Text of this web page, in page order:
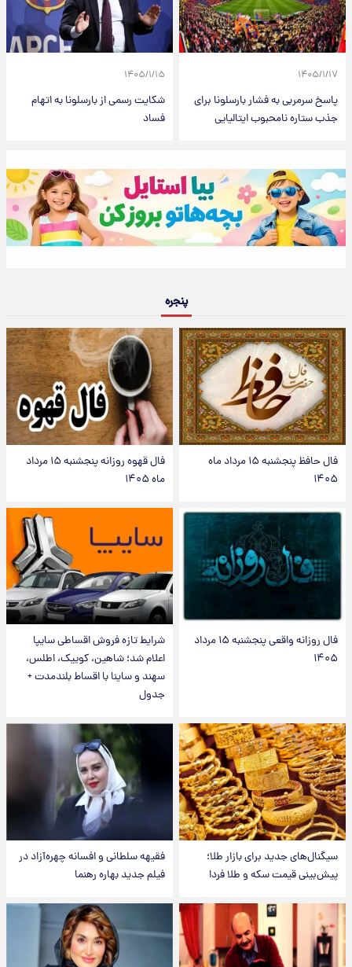
۱۴۰۵/۱/۱۷
پاسخ سرمربی به فشار بارسلونا برای
جذب ستاره نامحبوب ایتالیایی
۱۴۰۵/۱/۱۵
شکایت رسمی از بارسلونا به اتهام
فساد
پنجره
فال حافظ پنجشنبه ۱۵ مرداد ماه
۱۴۰۵
فال قهوه روزانه پنجشنبه ۱۵ مرداد
ماه ۱۴۰۵
فال روزانه واقعی پنجشنبه ۱۵ مرداد
۱۴۰۵
شرایط تازه فروش اقساطی سایپا
اعلام شد؛ شاهین، کوییک، اطلس،
سهند و ساینا با اقساط بلندمدت +
جدول
سیگنال‌های جدید برای بازار طلا؛
پیش‌بینی قیمت سکه و طلا فردا
فقیهه سلطانی و افسانه چهره‌آزاد در
فیلم جدید بهاره رهنما